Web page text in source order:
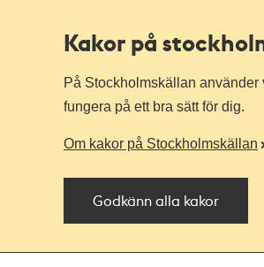
Kakor på
På Stockholmskällan använder
fungera på ett bra sätt för dig.
Om kakor på Stockholmskällan
Godkänn alla kakor